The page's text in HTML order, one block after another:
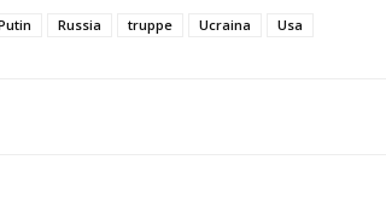
Russia truppe Ucraina Usa